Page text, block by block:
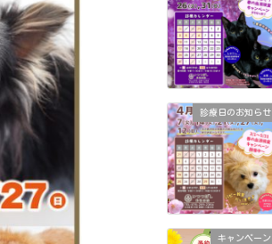
診療日のお知らせ
キャンペーン